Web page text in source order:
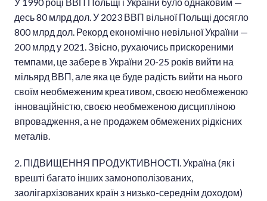
У 1990 році ВВП Польщі і України було однаковим —
десь 80 млрд дол. У 2023 ВВП вільної Польщі досягло
800 млрд дол. Рекорд економічно невільної України —
200 млрд у 2021. Звісно, рухаючись прискореними
темпами, це забере в України 20-25 років вийти на
мільярд ВВП, але яка це буде радість вийти на нього
своїм необмеженим креативом, своєю необмеженою
інноваційністю, своєю необмеженою дисципліною
впровадження, а не продажем обмежених рідкісних
металів.
2. ПІДВИЩЕННЯ ПРОДУКТИВНОСТІ. Україна (як і
врешті багато інших замонополізованих,
заолігархізованих країн з низько-середнім доходом)